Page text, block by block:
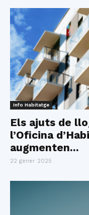
Info Habitatge
Els ajuts de
l’Oficina
augmenten...
22 gener 2025